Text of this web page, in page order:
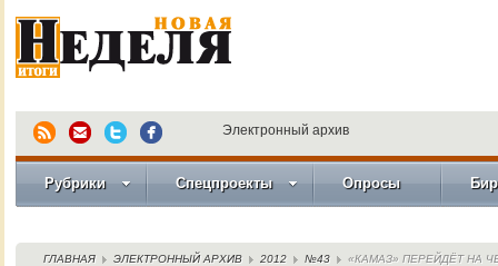
Электронный архив
Рубрики Спецпроекты Опросы
ГЛАВНАЯ ЭЛЕКТРОННЫЙ АРХИВ 2012 №43 «КАМАЗ» ПЕРЕЙДЁТ НА